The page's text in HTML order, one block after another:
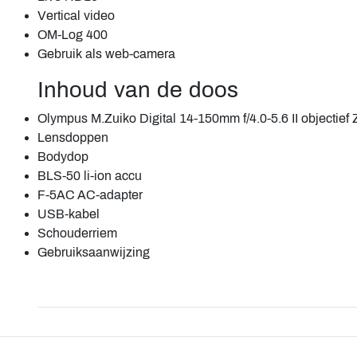
Vertical video
OM-Log 400
Gebruik als web-camera
Inhoud van de doos
Olympus M.Zuiko Digital 14-150mm f/4.0-5.6 II objectief
Lensdoppen
Bodydop
BLS-50 li-ion accu
F-5AC AC-adapter
USB-kabel
Schouderriem
Gebruiksaanwijzing